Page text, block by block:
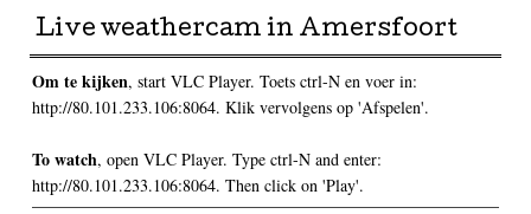
Live weathercam in Amersfoort
Om te kijken, start VLC Player. Toets ctrl-N en voer in:
http://80.101.233.106:8064. Klik vervolgens op 'Afspelen'.
To watch, open VLC Player. Type ctrl-N and enter:
http://80.101.233.106:8064. Then click on 'Play'.